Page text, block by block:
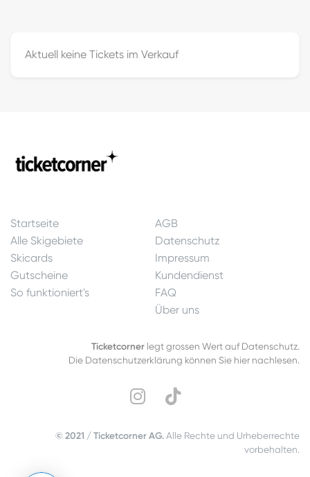
Aktuell keine Tickets im Verkauf
Startseite
AGB
Alle Skigebiete
Datenschutz
Skicards
Impressum
Gutscheine
Kundendienst
So funktioniert's
FAQ
Über uns
Ticketcorner legt grossen Wert auf Datenschutz.
Die Datenschutzerklärung können Sie hier nachlesen.
© 2021 / Ticketcorner AG.Alle Rechte und Urheberrechte
vorbehalten.